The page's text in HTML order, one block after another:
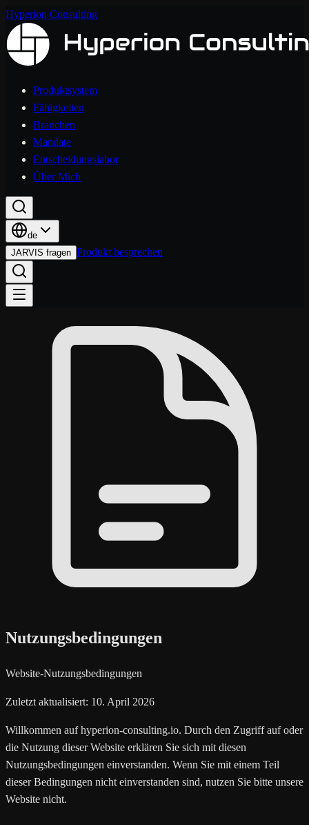
Hyperion Consulting
Produktsystem
Fähigkeiten
Branchen
Mandate
Entscheidungslabor
Über Mich
de
JARVIS fragen Produkt besprechen
Nutzungsbedingungen
Website-Nutzungsbedingungen
Zuletzt aktualisiert: 10. April 2026
Willkommen auf hyperion-consulting.io. Durch den Zugriff auf oder
die Nutzung dieser Website erklären Sie sich mit diesen
Nutzungsbedingungen einverstanden. Wenn Sie mit einem Teil
dieser Bedingungen nicht einverstanden sind, nutzen Sie bitte unsere
Website nicht.